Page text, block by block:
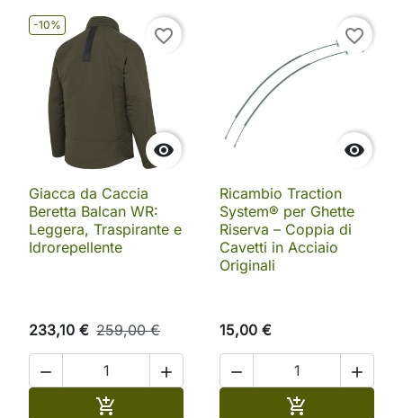
-10%

favorite_border
Giacca da Caccia
Beretta Balcan WR:
Leggera, Traspirante e
Idrorepellente
233,10 € 259,00 €
 


favorite_border
Ricambio Traction
System® per Ghette
Riserva – Coppia di
Cavetti in Acciaio
Originali
15,00 €
 
